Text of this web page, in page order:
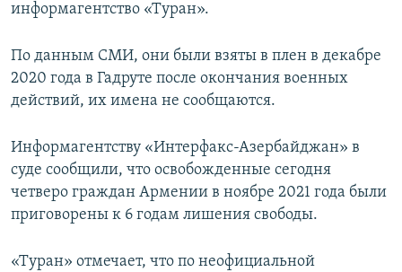
информагентство «Туран».
По данным СМИ, они были взяты в плен в декабре
2020 года в Гадруте после окончания военных
действий, их имена не сообщаются.
Информагентству «Интерфакс-Азербайджан» в
суде сообщили, что освобожденные сегодня
четверо граждан Армении в ноябре 2021 года были
приговорены к 6 годам лишения свободы.
«Туран» отмечает, что по неофициальной